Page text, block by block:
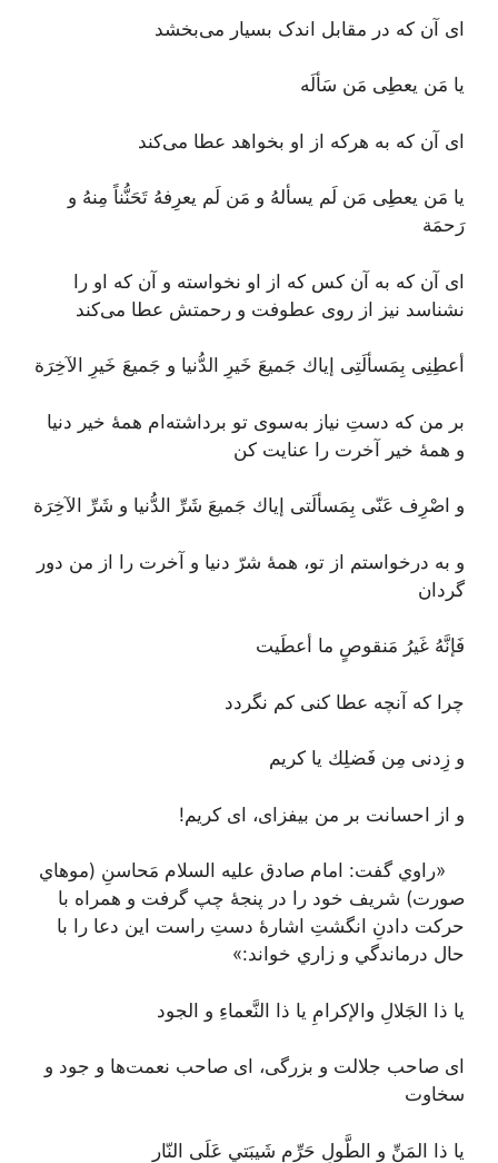
ای آن که در مقابل اندک بسیار می‌بخشد
يا مَن يعطِى مَن سَألَه
ای آن که به هرکه از او بخواهد عطا می‌کند
يا مَن يعطِى مَن لَم يسألهُ و مَن لَم يعرِفهُ تَحَنُّناً مِنهُ و
رَحمَة
ای آن که به آن ‌کس که از او نخواسته و آن که او را
نشناسد نیز از روی عطوفت و رحمتش عطا می‌کند
أعطِنِى بِمَسألَتِى إياك جَميعَ خَيرِ الدُّنيا و جَميعَ خَيرِ الآخِرَة
بر من که دستِ نیاز به‌سوی تو برداشته‌ام همۀ خیر دنیا
و همۀ خیر آخرت را عنایت کن
و اصْرِف عَنّى بِمَسألَتى إياك جَميعَ شَرِّ الدُّنيا و شَرِّ الآخِرَة
و به درخواستم از تو، همۀ شرّ دنیا و آخرت را از من دور
گردان
فَإنَّهُ غَيرُ مَنقوصٍ ما أعطَيت
چرا که آنچه عطا کنی کم نگردد
و زِدنى مِن فَضلِك يا كريم
و از احسانت بر من بیفزای، ای کریم!
«راوي گفت: امام صادق عليه السلام مَحاسنِ (موهاي
صورت) شريف خود را در پنجۀ چپ گرفت و همراه با
حركت دادنِ انگشتِ اشارۀ دستِ راست اين دعا را با
حال درماندگي و زاري خواند:»
يا ذا الجَلالِ والإكرامِ يا ذا النَّعماءِ و الجود
ای صاحب جلالت و بزرگی، ای صاحب نعمت‌ها و جود و
سخاوت
يا ذا المَنِّ و الطَّولِ حَرِّم شَيبَتي عَلَى النّار